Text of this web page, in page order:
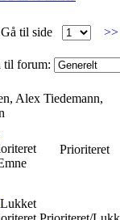
Gå til side
til forum:
Alex Tiedemann,
Prioriteret